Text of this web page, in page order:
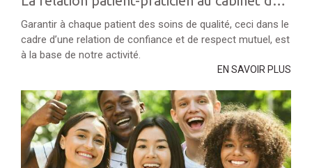
Garantir à chaque patient des soins de qualité, ceci dans le
cadre d’une relation de confiance et de respect mutuel, est
à la base de notre activité.
EN SAVOIR PLUS